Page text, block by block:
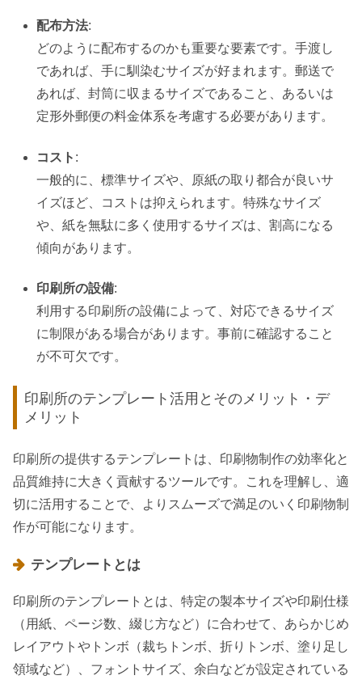
配布方法:
どのように配布するのかも重要な要素です。手渡し
であれば、手に馴染むサイズが好まれます。郵送で
あれば、封筒に収まるサイズであること、あるいは
定形外郵便の料金体系を考慮する必要があります。
コスト :
一般的に、標準サイズや、原紙の取り都合が良いサ
イズほど、コストは抑えられます。特殊なサイズ
や、紙を無駄に多く使用するサイズは、割高になる
傾向があります。
印刷所の設備:
利用する印刷所の設備によって、対応できるサイズ
に制限がある場合があります。事前に確認すること
が不可欠です。
印刷所のテンプレート活用とそのメリット・デ
メリット
印刷所の提供するテンプレートは、印刷物制作の効率化と
品質維持に大きく貢献するツールです。これを理解し、適
切に活用することで、よりスムーズで満足のいく印刷物制
作が可能になります。
テンプレートとは
印刷所のテンプレートとは、特定の製本サイズや印刷仕様
（用紙、ページ数、綴じ方など）に合わせて、あらかじめ
レイアウトやトンボ（裁ちトンボ、折りトンボ、塗り足し
領域など）、フォントサイズ、余白などが設定されている